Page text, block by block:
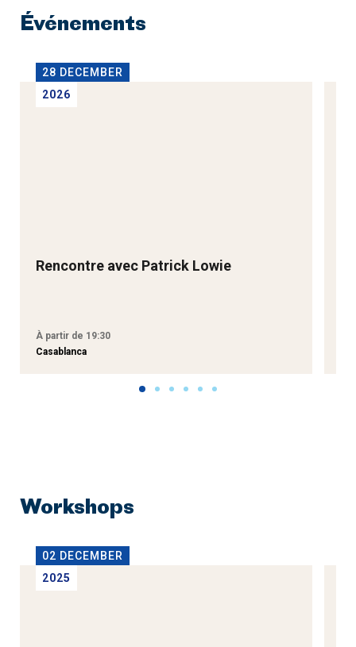
Événements
28 DECEMBER
2026
Rencontre avec Patrick Lowie
À partir de 19:30
Casablanca
Workshops
02 DECEMBER
2025